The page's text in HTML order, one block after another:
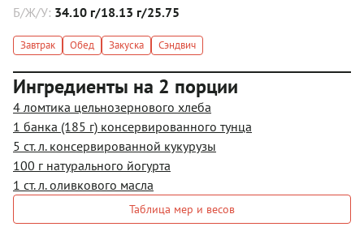
Б/Ж/У: 34.10 г/18.13 г/25.75
Завтрак Обед Закуска Сэндвич
Ингредиенты на 2 порции
4 ломтика цельнозернового хлеба
1 банка (185 г) консервированного тунца
5 ст. л. консервированной кукурузы
100 г натурального йогурта
1 ст. л. оливкового масла
Таблица мер и весов